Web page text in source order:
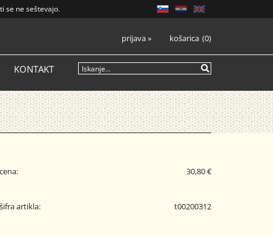
se ne seštevajo.
KONTAKT
košarica 0
prijava»
cena: 30,80 €
šifra artikla: t00200312